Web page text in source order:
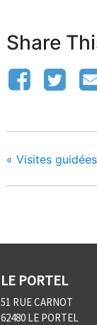
Share
« Visites
LE PORTEL
51 RUE CARNOT
62480 LE PORTEL